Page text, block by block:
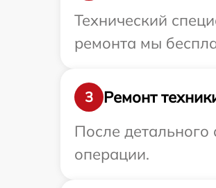
Технический
ремонта мы
3
Ремонт
После
операции.